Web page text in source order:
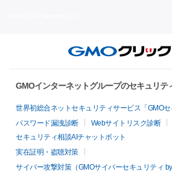
GMOインターネットグループのセキュリテ
世界初総合ネットセキュリティサービス「GMOセ
パスワード漏洩診断
Webサイトリスク診断
セキュリティ相談AIチャットボット
実在証明・盗聴対策
サイバー攻撃対策（GMOサイバーセキュリティ by